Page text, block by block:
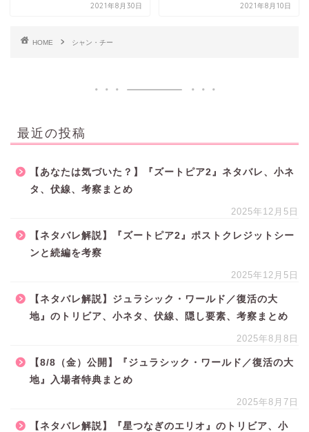
2021年8月30日 2021年8月10日
HOME シャン・チー
最近の投稿
【あなたは気づいた？】『ズートピア2』ネタバレ、小ネ
タ、伏線、考察まとめ
2025年12月5日
【ネタバレ解説】『ズートピア2』ポストクレジットシー
ンと続編を考察
2025年12月5日
【ネタバレ解説】ジュラシック・ワールド／復活の大
地』のトリビア、小ネタ、伏線、隠し要素、考察まとめ
2025年8月8日
【8/8（金）公開】『ジュラシック・ワールド／復活の大
地』入場者特典まとめ
2025年8月7日
【ネタバレ解説】『星つなぎのエリオ』のトリビア、小